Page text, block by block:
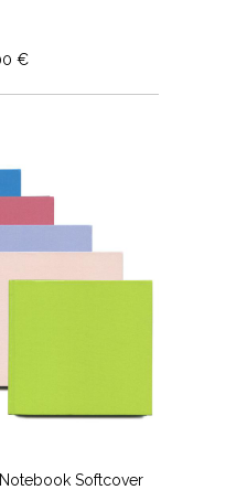
€
Softcover